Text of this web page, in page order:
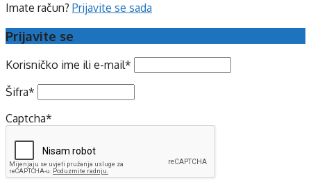
Imate račun? Prijavite se sada
Prijavite se
Korisničko ime ili e-mail*
Šifra*
Captcha*